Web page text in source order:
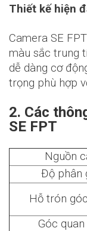
Thiết kế hiện
Camera SE
màu sắc trung
dễ dàng cơ
trọng phù hợp
2. Các
SE FPT
Nguồn
Độ phân
Hỗ trón
Góc